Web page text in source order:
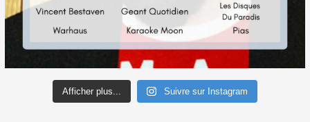
Afficher plus... Suivre sur Instagram